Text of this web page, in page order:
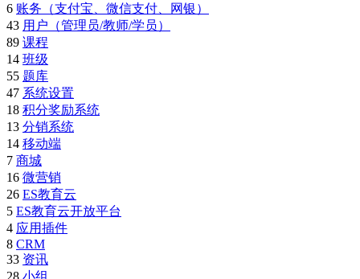
6 账务（支付宝、微信支付、网银）
43 用户（管理员/教师/学员）
89 课程
14 班级
55 题库
47 系统设置
18 积分奖励系统
13 分销系统
14 移动端
7 商城
16 微营销
26 ES教育云
5 ES教育云开放平台
4 应用插件
8 CRM
33 资讯
28 小组